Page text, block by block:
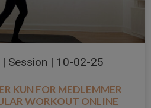
Session | 10-02-25
KUN FOR MEDLEMMER
WORKOUT ONLINE